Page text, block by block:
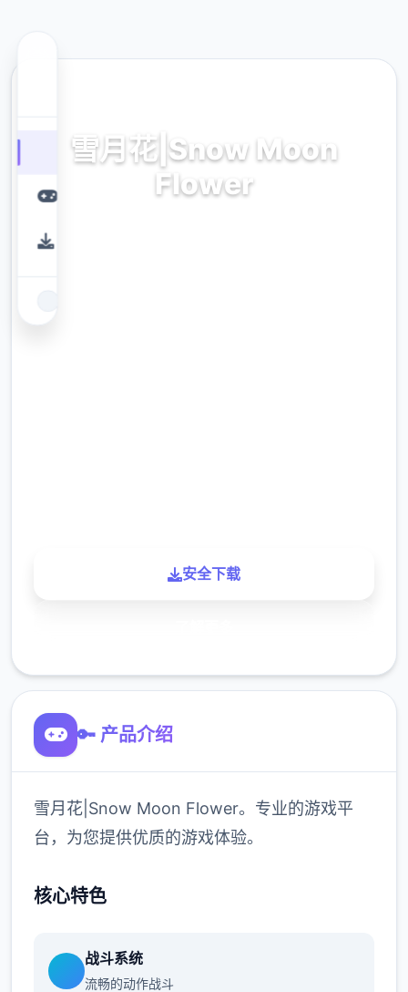
雪月花|Snow Moon
Flower
雪月花|Snow Moon Flower。专业的游戏平
安全下载
🔑 产品介绍
雪月花|Snow Moon Flower。专业的游戏平
台，为您提供优质的游戏体验。
核心特色
战斗系统
流畅的动作战斗